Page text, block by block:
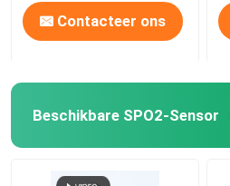
Contacteer ons
Beschikbare SPO2-Sensor